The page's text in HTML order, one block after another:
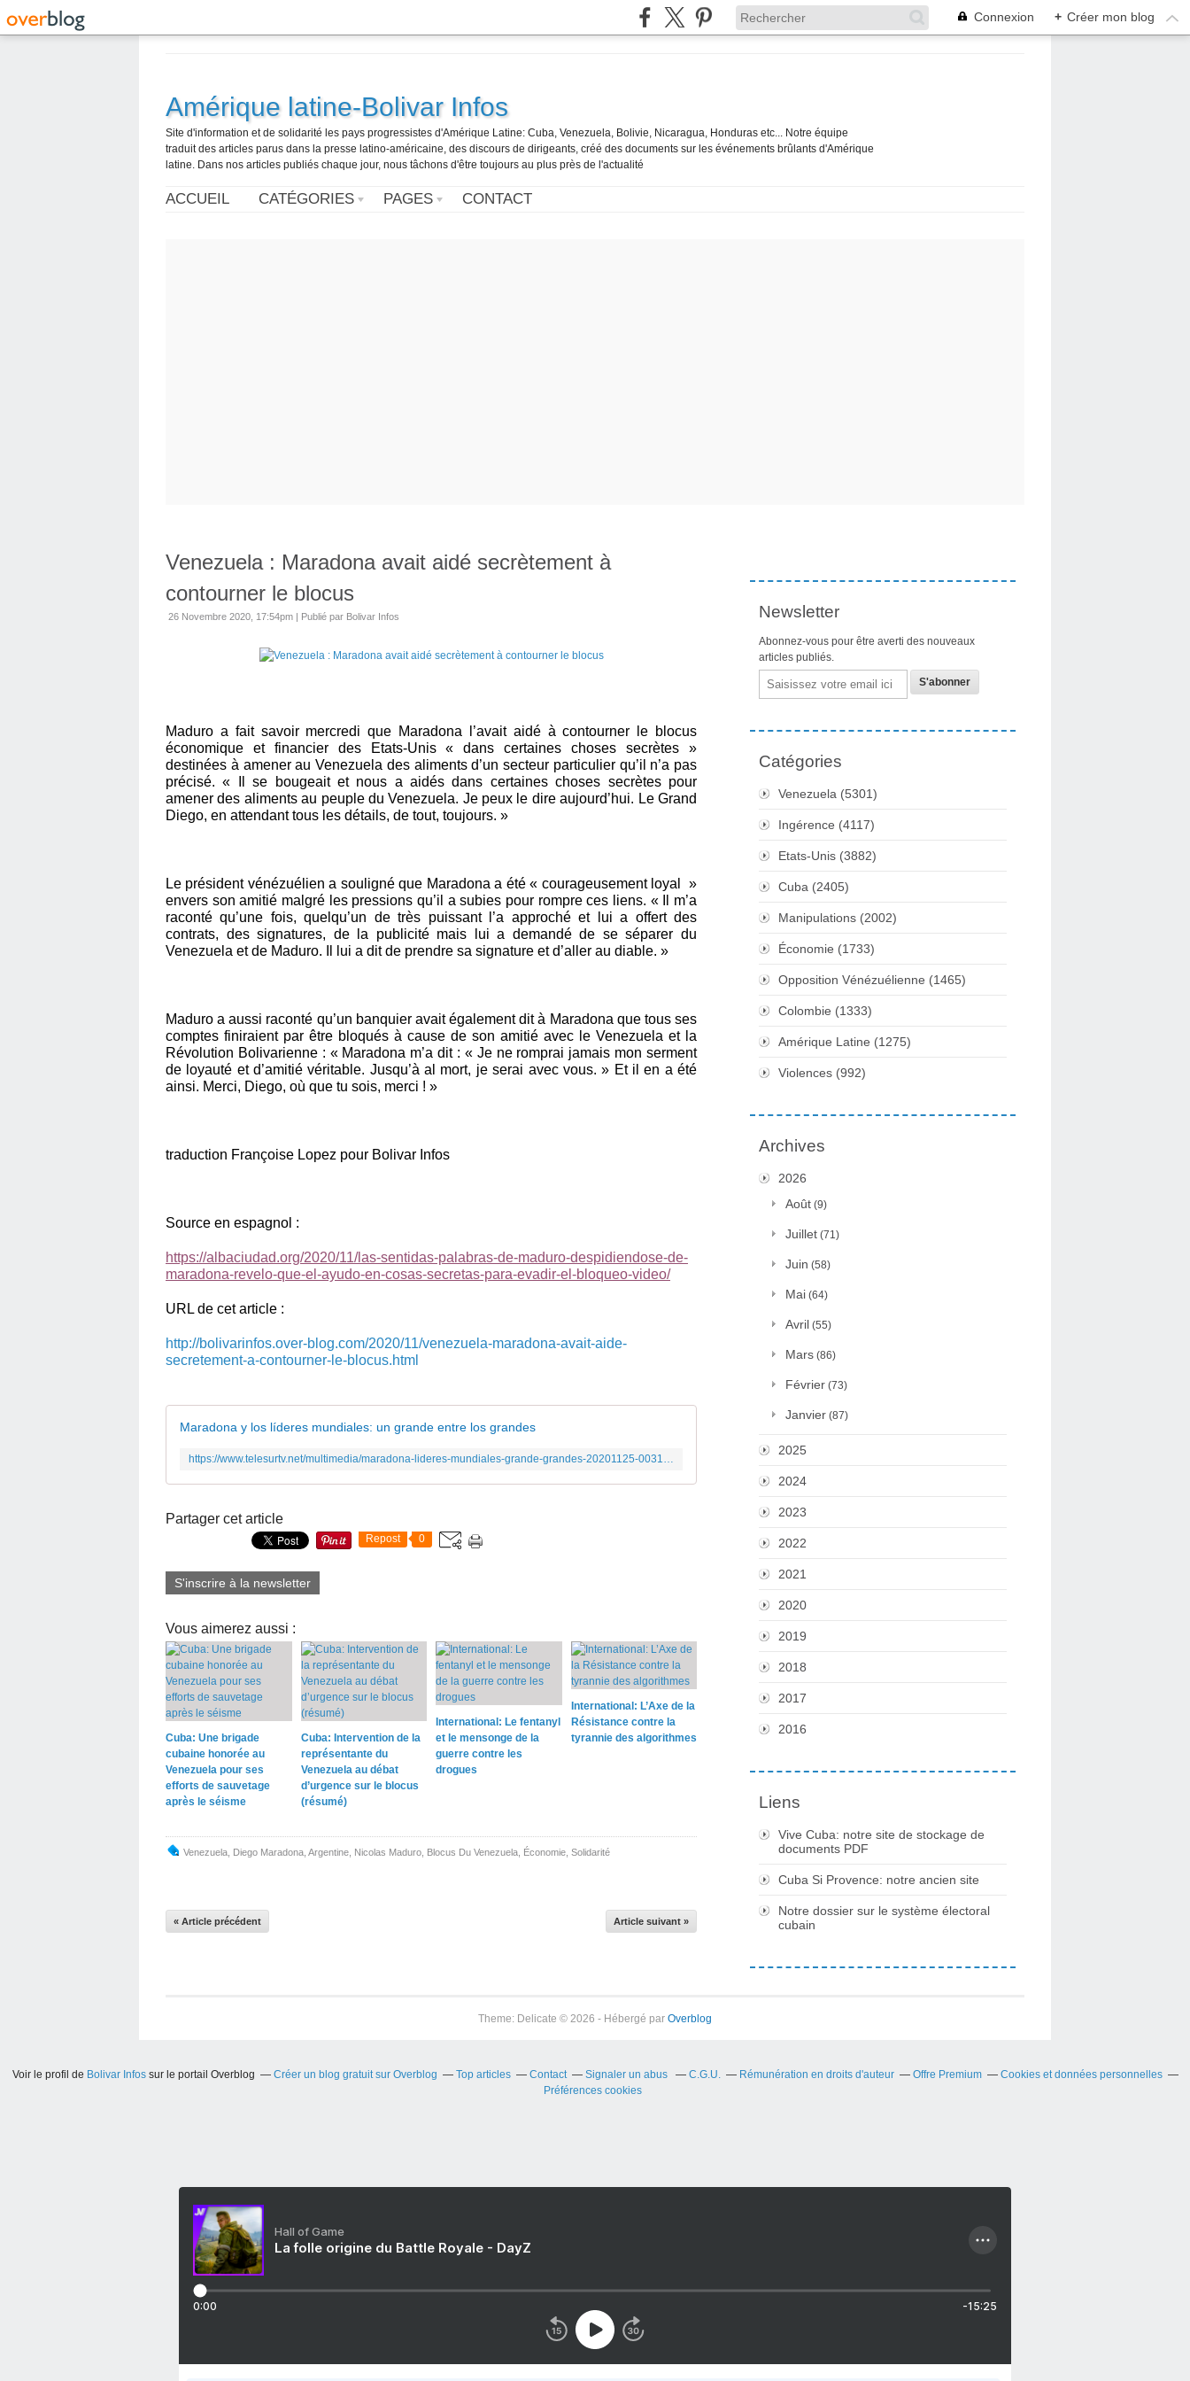
Connexion + Créer mon blog
Amérique latine-Bolivar Infos
Site d'information et de solidarité les pays progressistes d'Amérique Latine: Cuba, Venezuela, Bolivie, Nicaragua, Honduras etc... Notre équipe
traduit des articles parus dans la presse latino-américaine, des discours de dirigeants, créé des documents sur les événements brûlants d'Amérique
latine. Dans nos articles publiés chaque jour, nous tâchons d'être toujours au plus près de l'actualité
ACCUEIL CATÉGORIES PAGES CONTACT
Venezuela : Maradona avait aidé secrètement à
contourner le blocus
26 Novembre 2020, 17:54pm | Publié par Bolivar Infos
Maduro a fait savoir mercredi que Maradona l’avait aidé à contourner le blocus
économique et financier des Etats-Unis « dans certaines choses secrètes »
destinées à amener au Venezuela des aliments d’un secteur particulier qu’il n’a pas
précisé. « Il se bougeait et nous a aidés dans certaines choses secrètes pour
amener des aliments au peuple du Venezuela. Je peux le dire aujourd’hui. Le Grand
Diego, en attendant tous les détails, de tout, toujours. »
Le président vénézuélien a souligné que Maradona a été « courageusement loyal »
envers son amitié malgré les pressions qu’il a subies pour rompre ces liens. « Il m’a
raconté qu’une fois, quelqu’un de très puissant l’a approché et lui a offert des
contrats, des signatures, de la publicité mais lui a demandé de se séparer du
Venezuela et de Maduro. Il lui a dit de prendre sa signature et d’aller au diable. »
Maduro a aussi raconté qu’un banquier avait également dit à Maradona que tous ses
comptes finiraient par être bloqués à cause de son amitié avec le Venezuela et la
Révolution Bolivarienne : « Maradona m’a dit : « Je ne romprai jamais mon serment
de loyauté et d’amitié véritable. Jusqu’à al mort, je serai avec vous. » Et il en a été
ainsi. Merci, Diego, où que tu sois, merci ! »
traduction Françoise Lopez pour Bolivar Infos
Source en espagnol :
https://albaciudad.org/2020/11/las-sentidas-palabras-de-maduro-despidiendose-de-
maradona-revelo-que-el-ayudo-en-cosas-secretas-para-evadir-el-bloqueo-video/
URL de cet article :
http://bolivarinfos.over-blog.com/2020/11/venezuela-maradona-avait-aide-
secretement-a-contourner-le-blocus.html
Maradona y los líderes mundiales: un grande entre los grandes
https://www.telesurtv.net/multimedia/maradona-lideres-mundiales-grande-grandes-20201125-0031.html
Partager cet article
Repost 0
S'inscrire à la newsletter
Vous aimerez aussi :
Cuba: Une brigade
cubaine honorée au
Venezuela pour ses
efforts de sauvetage
après le séisme
Cuba: Intervention de la
représentante du
Venezuela au débat
d’urgence sur le blocus
(résumé)
International: Le fentanyl
et le mensonge de la
guerre contre les
drogues
International: L’Axe de la
Résistance contre la
tyrannie des algorithmes
Venezuela Diego Maradona Argentine Nicolas Maduro Blocus Du Venezuela Économie Solidarité
« Article précédent Article suivant »
Newsletter
Abonnez-vous pour être averti des nouveaux
articles publiés.
Email
Catégories
Venezuela (5301)
Ingérence (4117)
Etats-Unis (3882)
Cuba (2405)
Manipulations (2002)
Économie (1733)
Opposition Vénézuélienne (1465)
Colombie (1333)
Amérique Latine (1275)
Violences (992)
Archives
2026
Août (9)
Juillet (71)
Juin (58)
Mai (64)
Avril (55)
Mars (86)
Février (73)
Janvier (87)
2025
2024
2023
2022
2021
2020
2019
2018
2017
2016
Liens
Vive Cuba: notre site de stockage de
documents PDF
Cuba Si Provence: notre ancien site
Notre dossier sur le système électoral
cubain
Theme: Delicate © 2026 - Hébergé par Overblog
Voir le profil de Bolivar Infossur le portail Overblog Créer un blog gratuit sur Overblog Top articles Contact Signaler un abus C.G.U. Rémunération en droits d'auteur Offre Premium
Cookies et données personnelles
Préférences cookies
Hall of Game
La folle origine du Battle Royale - DayZ
0:00 -15:25